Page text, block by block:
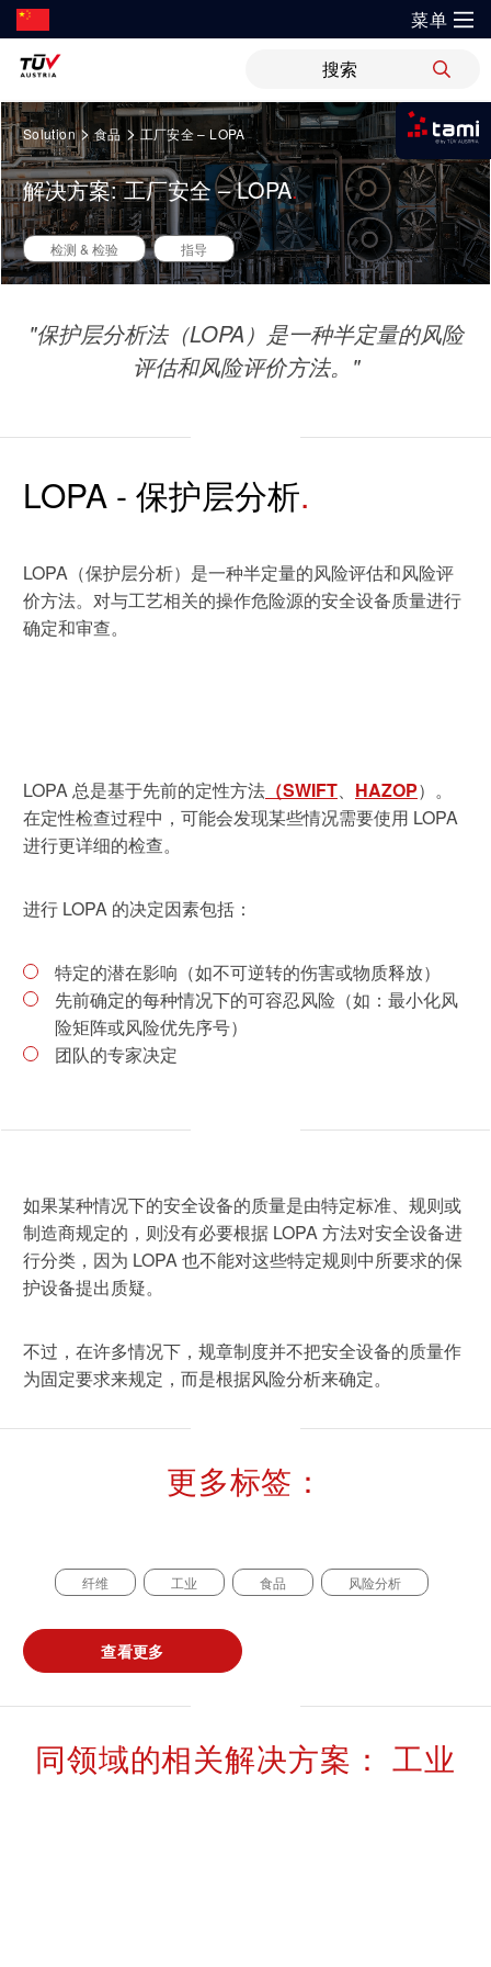
Springe
zum
Inhalt
登录tami
登录tami
菜单
新闻 职位 WiPreis 证书验证 举报平台
解决方案
解决方案
审核 & 认证
检测 & 检验
培训
IT & 安全
建筑 & 房地产
所有解决方案
电子电气服务
领域
运输 & 交通
银行 & 保险
健康 & 医疗
休闲 & 娱乐
电子电器
建筑 & 房地产
食品
贸易 & 商业
可持续发展
市政设施
车辆
审核 & 认证
创新
研发与创新
研究重点
开放创新
关于TÜV奥地利
关于TÜV奥地利中国
健康、安全与环境（HSE）政策
原则声明
TÜV奥地利企业社会责任 (CSR) 报告
2025
Solution>食品 > 工厂安全 – LOPA
解决方案: 工厂安全 – LOPA
检测 & 检验 指导
"保护层分析法（LOPA）是一种半定量的风险
评估和风险评价方法。"
LOPA - 保护层分析
LOPA（保护层分析）是一种半定量的风险评估和风险评
价方法。对与工艺相关的操作危险源的安全设备质量进行
确定和审查。
LOPA 总是基于先前的定性方法 （SWIFT、 HAZOP）。
在定性检查过程中，可能会发现某些情况需要使用 LOPA
进行更详细的检查。
进行 LOPA 的决定因素包括：
特定的潜在影响（如不可逆转的伤害或物质释放）
先前确定的每种情况下的可容忍风险（如：最小化风
险矩阵或风险优先序号）
团队的专家决定
如果某种情况下的安全设备的质量是由特定标准、规则或
制造商规定的，则没有必要根据 LOPA 方法对安全设备进
行分类，因为 LOPA 也不能对这些特定规则中所要求的保
护设备提出质疑。
不过，在许多情况下，规章制度并不把安全设备的质量作
为固定要求来规定，而是根据风险分析来确定。
更多标签：
纤维 工业 食品 风险分析
查看更多
同领域的相关解决方案： 工业
我是tami
登录tami
首次使用？很高兴为您提供指引。
申请科学奖